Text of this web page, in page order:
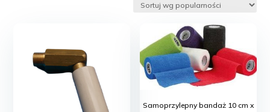
popularności
Samoprzylepny bandaż 10 cm x